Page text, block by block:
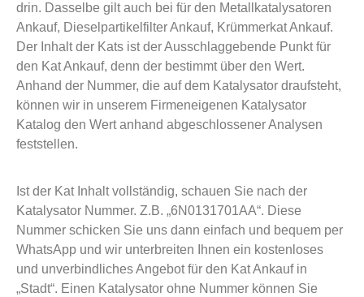
drin. Dasselbe gilt auch bei für den Metallkatalysatoren
Ankauf, Dieselpartikelfilter Ankauf, Krümmerkat Ankauf.
Der Inhalt der Kats ist der Ausschlaggebende Punkt für
den Kat Ankauf, denn der bestimmt über den Wert.
Anhand der Nummer, die auf dem Katalysator draufsteht,
können wir in unserem Firmeneigenen Katalysator
Katalog den Wert anhand abgeschlossener Analysen
feststellen.
Ist der Kat Inhalt vollständig, schauen Sie nach der
Katalysator Nummer. Z.B. „6N0131701AA“. Diese
Nummer schicken Sie uns dann einfach und bequem per
WhatsApp und wir unterbreiten Ihnen ein kostenloses
und unverbindliches Angebot für den Kat Ankauf in
„Stadt“. Einen Katalysator ohne Nummer können Sie